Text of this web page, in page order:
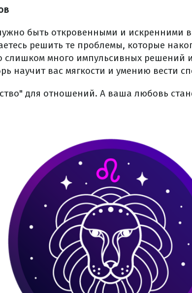
быть откровенными и искренними
решить те проблемы, которые
слишком много импульсивных решений
научит вас мягкости и умению вести
для отношений. А ваша любовь